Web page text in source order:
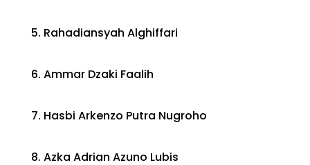
5. Rahadiansyah Alghiffari
6. Ammar Dzaki Faalih
7. Hasbi Arkenzo Putra Nugroho
8. Azka Adrian Azuno Lubis